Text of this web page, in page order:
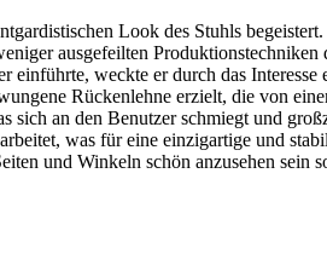
Look des Stuhls
ausgefeilten
weckte er durch das
Rückenlehne erzielt, die von
sich an den Benutzer schmiegt und
was für eine einzigartige und
und Winkeln schön anzusehen sein